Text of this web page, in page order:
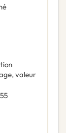
valeur
55